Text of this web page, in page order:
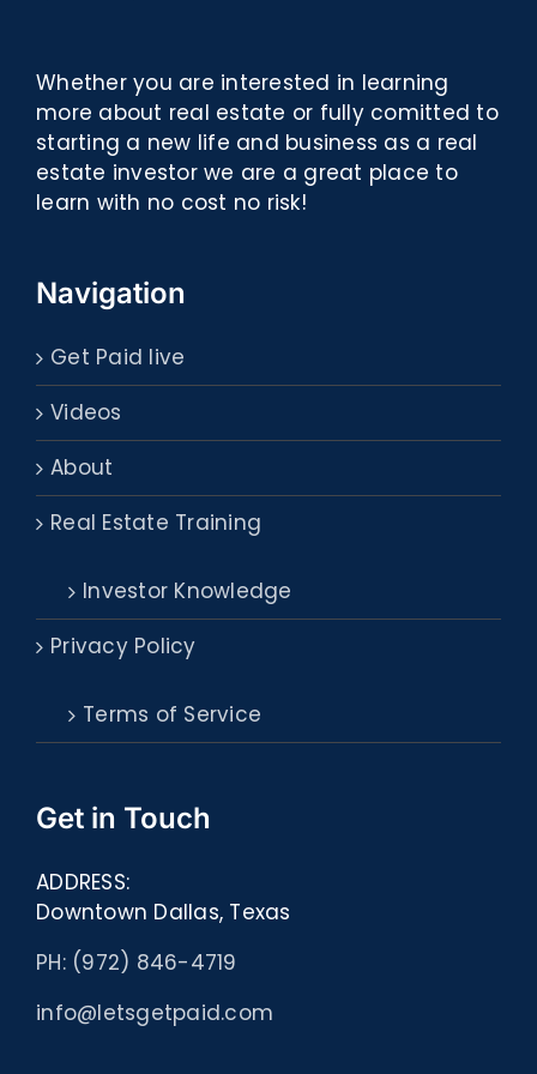
Whether you are interested in learning
more about real estate or fully comitted to
starting a new life and business as a real
estate investor we are a great place to
learn with no cost no risk!
Navigation
Get Paid live
Videos
About
Real Estate Training
Investor Knowledge
Privacy Policy
Terms of Service
Get in Touch
ADDRESS:
Downtown Dallas, Texas
PH: (972) 846-4719
info@letsgetpaid.com